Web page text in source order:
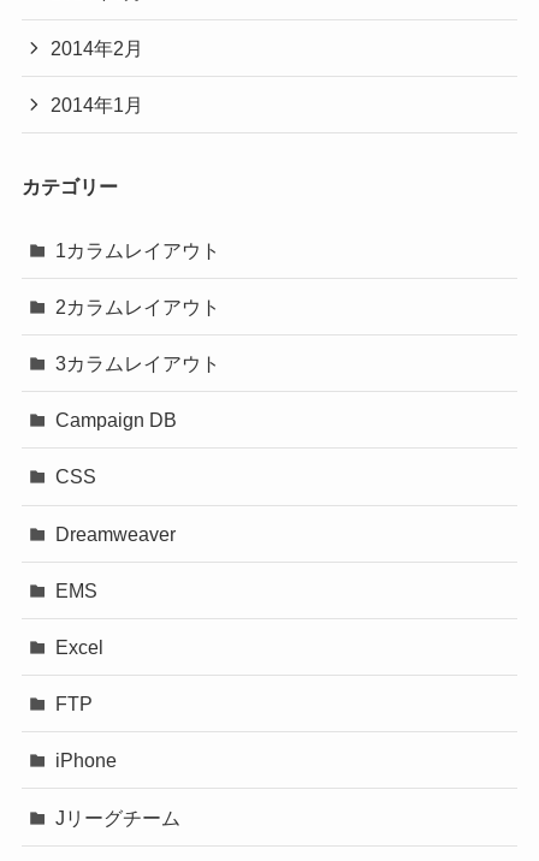
2014年2月
2014年1月
カテゴリー
1カラムレイアウト
2カラムレイアウト
3カラムレイアウト
Campaign DB
CSS
Dreamweaver
EMS
Excel
FTP
iPhone
Jリーグチーム